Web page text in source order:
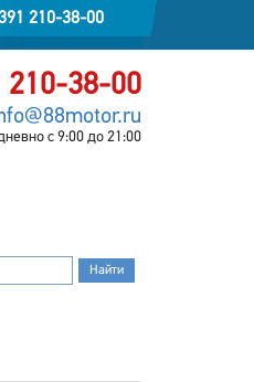
210-38-00
210-38-00
с 9:00 до 21:00